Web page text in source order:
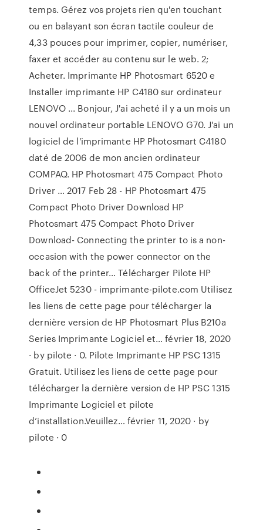
temps. Gérez vos projets rien qu'en touchant
ou en balayant son écran tactile couleur de
4,33 pouces pour imprimer, copier, numériser,
faxer et accéder au contenu sur le web. 2;
Acheter. Imprimante HP Photosmart 6520 e
Installer imprimante HP C4180 sur ordinateur
LENOVO ... Bonjour, J'ai acheté il y a un mois un
nouvel ordinateur portable LENOVO G70. J'ai un
logiciel de l'imprimante HP Photosmart C4180
daté de 2006 de mon ancien ordinateur
COMPAQ. HP Photosmart 475 Compact Photo
Driver … 2017 Feb 28 - HP Photosmart 475
Compact Photo Driver Download HP
Photosmart 475 Compact Photo Driver
Download- Connecting the printer to is a non-
occasion with the power connector on the
back of the printer… Télécharger Pilote HP
OfficeJet 5230 - imprimante-pilote.com Utilisez
les liens de cette page pour télécharger la
dernière version de HP Photosmart Plus B210a
Series Imprimante Logiciel et… février 18, 2020
· by pilote · 0. Pilote Imprimante HP PSC 1315
Gratuit. Utilisez les liens de cette page pour
télécharger la dernière version de HP PSC 1315
Imprimante Logiciel et pilote
d’installation.Veuillez… février 11, 2020 · by
pilote · 0